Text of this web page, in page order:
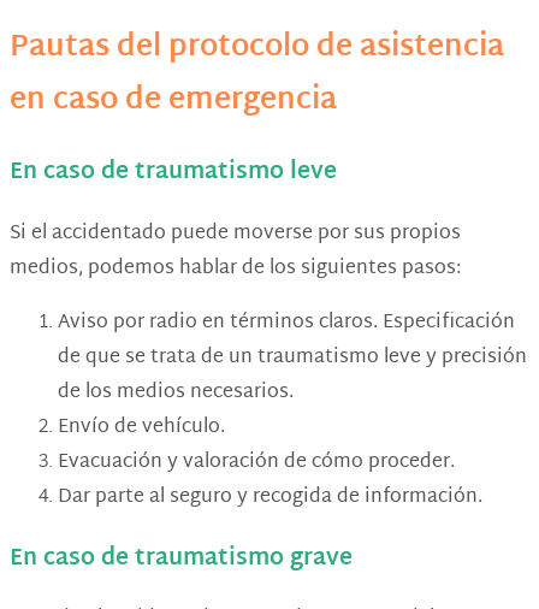
Pautas del protocolo de asistencia
en caso de emergencia
En caso de traumatismo leve
Si el accidentado puede moverse por sus propios
medios, podemos hablar de los siguientes pasos:
Aviso por radio en términos claros. Especificación
de que se trata de un traumatismo leve y precisión
de los medios necesarios.
Envío de vehículo.
Evacuación y valoración de cómo proceder.
Dar parte al seguro y recogida de información.
En caso de traumatismo grave